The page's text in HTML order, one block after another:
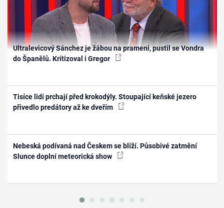
Ultralevicový Sánchez je žábou na prameni, pustil se Vondra
do Španělů. Kritizoval i Gregor
Tisíce lidí prchají před krokodýly. Stoupající keňské jezero
přivedlo predátory až ke dveřím
Nebeská podívaná nad Českem se blíží. Působivé zatmění
Slunce doplní meteorická show